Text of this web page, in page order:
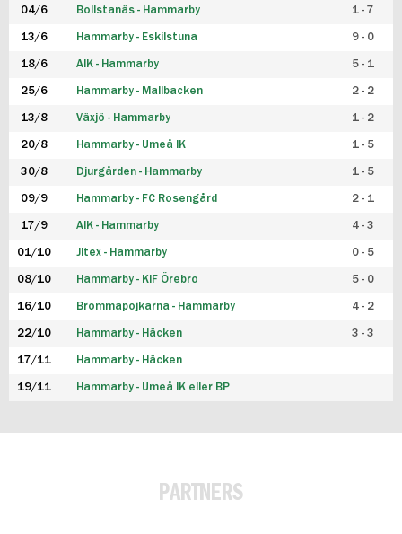
04/6 Bollstanäs - Hammarby 1 - 7
13/6 Hammarby - Eskilstuna 9 - 0
18/6 AIK - Hammarby 5 - 1
25/6 Hammarby - Mallbacken 2 - 2
13/8 Växjö - Hammarby 1 - 2
20/8 Hammarby - Umeå IK 1 - 5
30/8 Djurgården - Hammarby 1 - 5
09/9 Hammarby - FC Rosengård 2 - 1
17/9 AIK - Hammarby 4 - 3
01/10 Jitex - Hammarby 0 - 5
08/10 Hammarby - KIF Örebro 5 - 0
16/10 Brommapojkarna - Hammarby 4 - 2
22/10 Hammarby - Häcken 3 - 3
17/11 Hammarby - Häcken
19/11 Hammarby - Umeå IK eller BP
PARTNERS